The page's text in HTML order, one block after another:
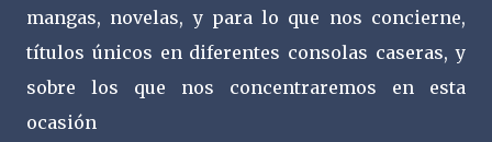
mangas, novelas, y para lo que nos concierne,
títulos únicos en diferentes consolas caseras, y
sobre los que nos concentraremos en esta
ocasión